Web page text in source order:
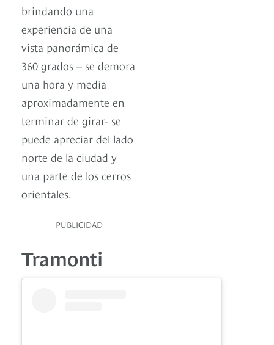
brindando una
experiencia de una
vista panorámica de
360 grados – se demora
una hora y media
aproximadamente en
terminar de girar- se
puede apreciar del lado
norte de la ciudad y
una parte de los cerros
orientales.
PUBLICIDAD
Tramonti